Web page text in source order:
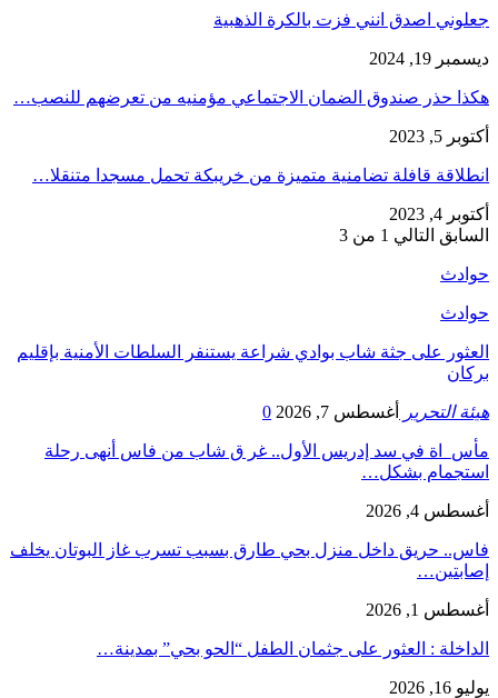
جعلوني اصدق انني فزت بالكرة الذهبية
ديسمبر 19, 2024
هكذا حذر صندوق الضمان الاجتماعي مؤمنيه من تعرضهم للنصب…
أكتوبر 5, 2023
انطلاقة قافلة تضامنية متميزة من خريبكة تحمل مسجدا متنقلا…
أكتوبر 4, 2023
السابق التالي 1 من 3
حوادث
حوادث
العثور على جثة شاب بوادي شراعة يستنفر السلطات الأمنية بإقليم
بركان
هيئة التحرير أغسطس 7, 2026 0
مأس_اة في سد إدريس الأول.. غر ق شاب من فاس أنهى رحلة
استجمام بشكل…
أغسطس 4, 2026
فاس.. حريق داخل منزل بحي طارق بسبب تسرب غاز البوتان يخلف
إصابتين…
أغسطس 1, 2026
​الداخلة : العثور على جثمان الطفل “الحو بحي” بمدينة…
يوليو 16, 2026